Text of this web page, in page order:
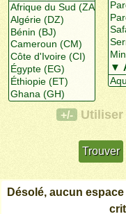
+/- Utiliser
Désolé, aucun